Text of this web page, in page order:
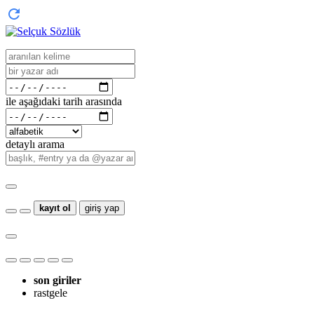
ile aşağıdaki tarih arasında
detaylı arama
kayıt ol giriş yap
son giriler
rastgele